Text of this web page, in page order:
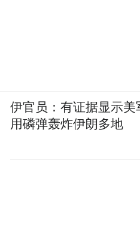
伊官员：有证据显示美
用磷弹轰炸伊朗多地